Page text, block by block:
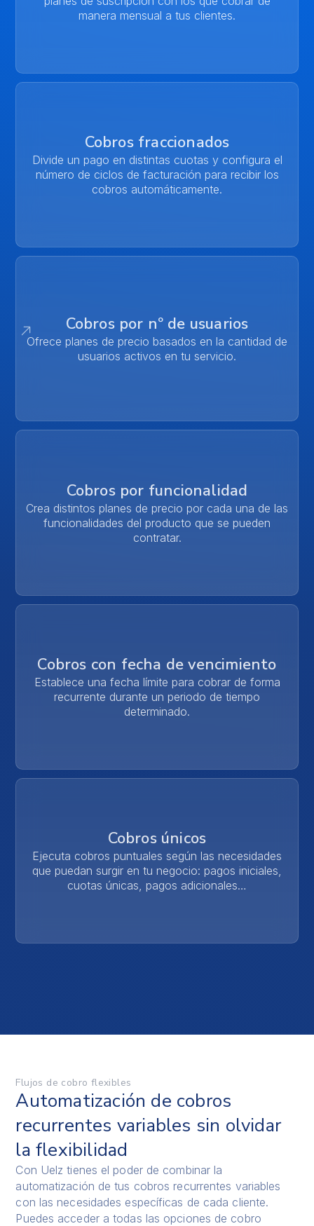
manera mensual a tus clientes.
Cobros fraccionados
Divide un pago en distintas cuotas y configura el
número de ciclos de facturación para recibir los
cobros automáticamente.
Cobros por nº de usuarios
Ofrece planes de precio basados en la cantidad de
usuarios activos en tu servicio.
Cobros por funcionalidad
Crea distintos planes de precio por cada una de las
funcionalidades del producto que se pueden
contratar.
Cobros con fecha de vencimiento
Establece una fecha límite para cobrar de forma
recurrente durante un periodo de tiempo
determinado.
Cobros únicos
Ejecuta cobros puntuales según las necesidades
que puedan surgir en tu negocio: pagos iniciales,
cuotas únicas, pagos adicionales…
Flujos de cobro flexibles
Automatización de cobros
recurrentes variables sin olvidar
la flexibilidad
Con Uelz tienes el poder de combinar la
automatización de tus cobros recurrentes variables
con las necesidades específicas de cada cliente.
Puedes acceder a todas las opciones de cobro